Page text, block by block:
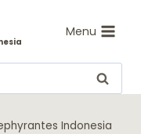
Menu
Cari
Indonesia